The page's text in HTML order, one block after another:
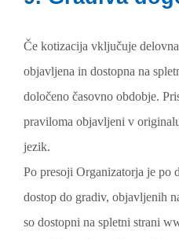
Če kotizacija vključuje
objavljena in dostopna na
določeno časovno obdobje.
praviloma objavljeni v
jezik.
Po presoji Organizatorja je po
dostop do gradiv, objavljenih
so dostopni na spletni strani